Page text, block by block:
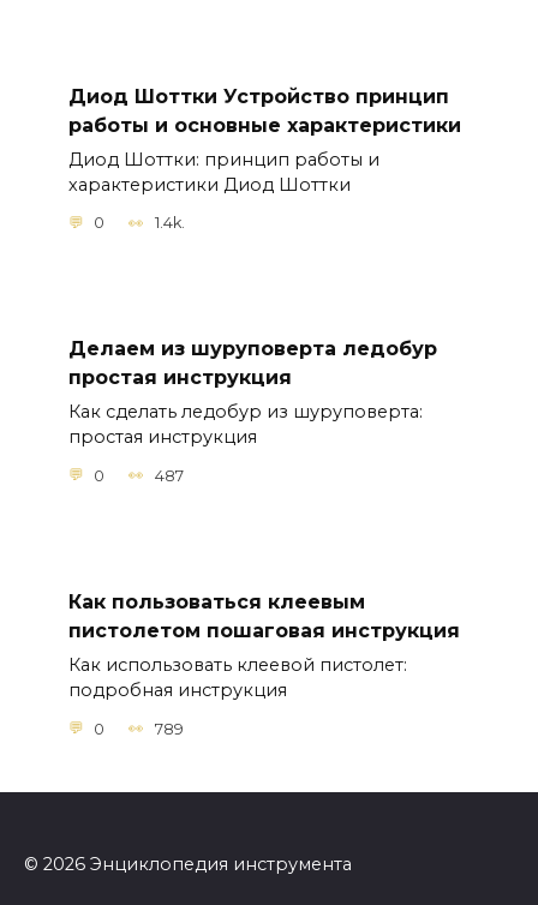
Диод Шоттки Устройство принцип
работы и основные характеристики
Диод Шоттки: принцип работы и
характеристики Диод Шоттки
0 1.4k.
Делаем из шуруповерта ледобур
простая инструкция
Как сделать ледобур из шуруповерта:
простая инструкция
0 487
Как пользоваться клеевым
пистолетом пошаговая инструкция
Как использовать клеевой пистолет:
подробная инструкция
0 789
© 2026 Энциклопедия инструмента